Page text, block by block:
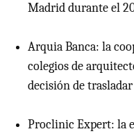
Madrid durante el
Arquia Banca: la
colegios de
decisión de
Proclinic Expert: la